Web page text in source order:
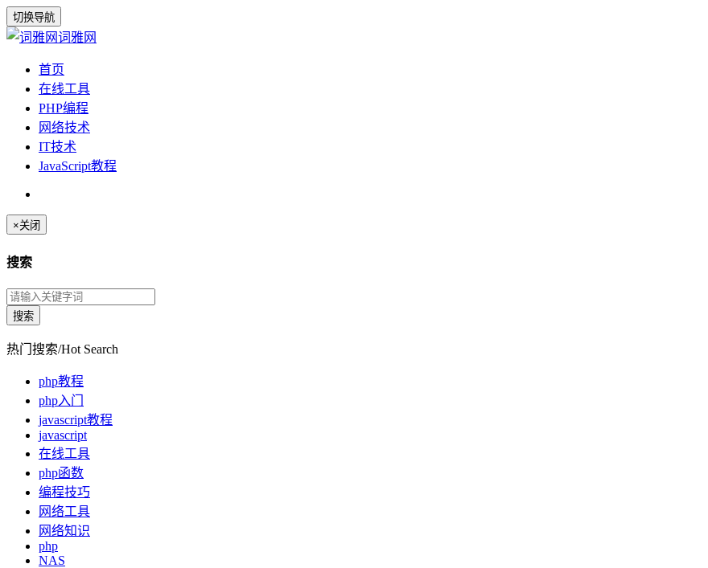
切换导航
词雅网
首页
在线工具
PHP编程
网络技术
IT技术
JavaScript教程
×关闭
搜索
热门搜索/Hot Search
php教程
php入门
javascript教程
javascript
在线工具
php函数
编程技巧
网络工具
网络知识
php
NAS